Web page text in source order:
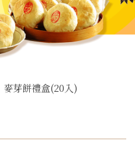
麥芽餅禮盒(20入)